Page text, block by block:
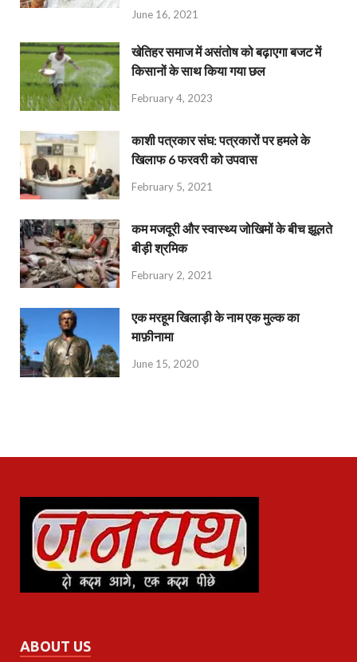
June 16, 2021
खेतिहर समाज में असंतोष को बढ़ाएगा बजट में
किसानों के साथ किया गया छल
February 4, 2023
काशी पत्रकार संघ: पत्रकारों पर हमले के
खिलाफ 6 फरवरी को उपवास
February 5, 2021
कम मजदूरी और स्वास्थ्य जोखिमों के बीच झूलते
बीड़ी श्रमिक
February 2, 2021
एक मरहूम खिलाड़ी के नाम एक मुल्क का
माफ़ीनामा
June 15, 2020
ABOUT US